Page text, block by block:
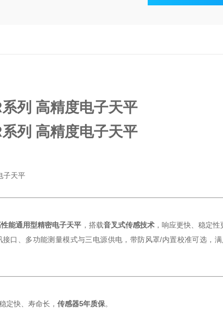
列 高精度电子天平
列 高精度电子天平
子天平
能通用型精密电子天平 ，搭载音叉式传感技术 ，响应更快、稳定
接口、多功能测量模式与三电源供电，带防风罩/内置校准可选，
定快、寿命长，传感器5年质保。